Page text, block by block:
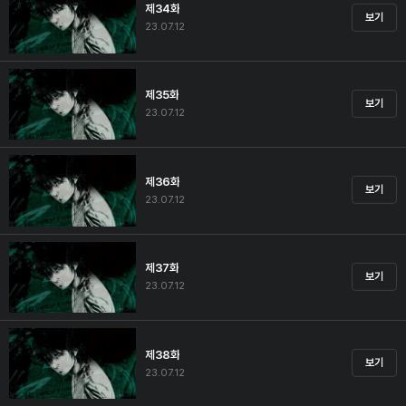
제34화
23.07.12
보기
제35화
23.07.12
보기
제36화
23.07.12
보기
제37화
23.07.12
보기
제38화
23.07.12
보기